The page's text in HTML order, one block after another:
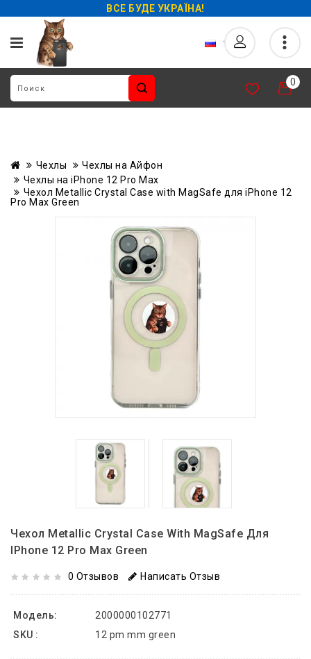
ВСЕ БУДЕ УКРАЇНА!
0
Чехлы
Чехлы на Айфон
Чехлы на iPhone 12 Pro Max
Чехол Metallic Crystal Case with MagSafe для iPhone 12
Pro Max Green
Чехол Metallic Crystal Case With MagSafe Для
IPhone 12 Pro Max Green
0 Отзывов Написать Отзыв
Модель:
2000000102771
SKU :
12 pm mm green